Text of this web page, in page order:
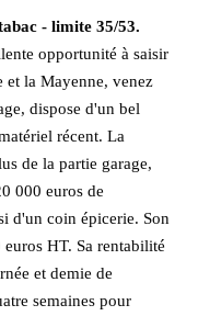
- limite 35/53.
opportunité à saisir
la Mayenne, venez
dispose d'un bel
récent. La
de la partie garage,
000 euros de
d'un coin épicerie. Son
HT. Sa rentabilité
et demie de
semaines pour